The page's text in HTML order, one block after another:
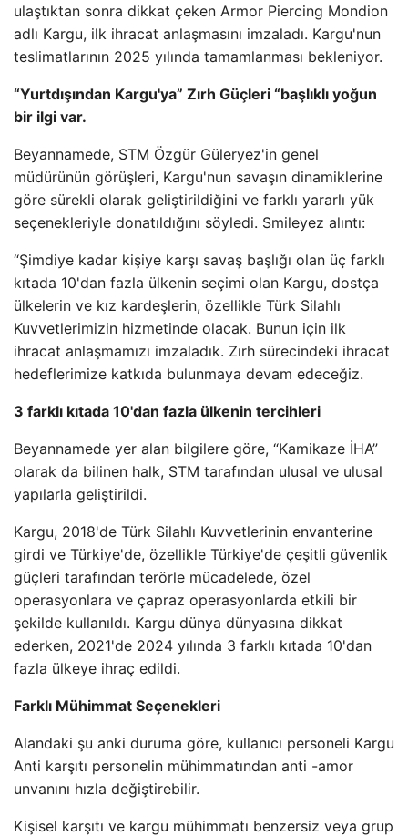
ulaştıktan sonra dikkat çeken Armor Piercing Mondion
adlı Kargu, ilk ihracat anlaşmasını imzaladı. Kargu'nun
teslimatlarının 2025 yılında tamamlanması bekleniyor.
“Yurtdışından Kargu'ya” Zırh Güçleri “başlıklı yoğun
bir ilgi var.
Beyannamede, STM Özgür Güleryez'in genel
müdürünün görüşleri, Kargu'nun savaşın dinamiklerine
göre sürekli olarak geliştirildiğini ve farklı yararlı yük
seçenekleriyle donatıldığını söyledi. Smileyez alıntı:
“Şimdiye kadar kişiye karşı savaş başlığı olan üç farklı
kıtada 10'dan fazla ülkenin seçimi olan Kargu, dostça
ülkelerin ve kız kardeşlerin, özellikle Türk Silahlı
Kuvvetlerimizin hizmetinde olacak. Bunun için ilk
ihracat anlaşmamızı imzaladık. Zırh sürecindeki ihracat
hedeflerimize katkıda bulunmaya devam edeceğiz.
3 farklı kıtada 10'dan fazla ülkenin tercihleri
Beyannamede yer alan bilgilere göre, “Kamikaze İHA”
olarak da bilinen halk, STM tarafından ulusal ve ulusal
yapılarla geliştirildi.
Kargu, 2018'de Türk Silahlı Kuvvetlerinin envanterine
girdi ve Türkiye'de, özellikle Türkiye'de çeşitli güvenlik
güçleri tarafından terörle mücadelede, özel
operasyonlara ve çapraz operasyonlarda etkili bir
şekilde kullanıldı. Kargu dünya dünyasına dikkat
ederken, 2021'de 2024 yılında 3 farklı kıtada 10'dan
fazla ülkeye ihraç edildi.
Farklı Mühimmat Seçenekleri
Alandaki şu anki duruma göre, kullanıcı personeli Kargu
Anti karşıtı personelin mühimmatından anti -amor
unvanını hızla değiştirebilir.
Kişisel karşıtı ve kargu mühimmatı benzersiz veya grup